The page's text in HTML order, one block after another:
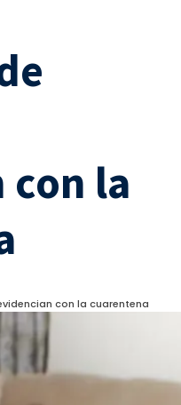
la
con la cuarentena